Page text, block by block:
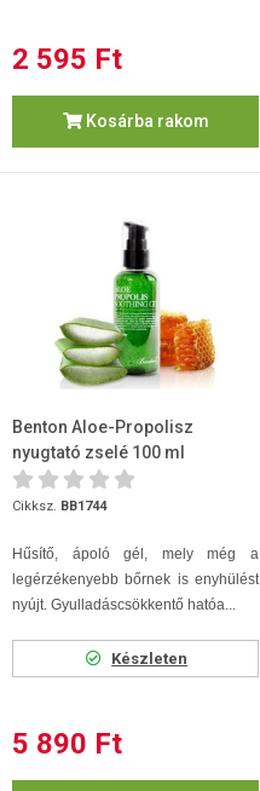
2 595 Ft
Kosárba rakom
Benton Aloe-Propolisz
nyugtató zselé 100 ml
Cikksz. BB1744
Hűsítő, ápoló gél, mely még a
legérzékenyebb bőrnek is enyhülést
nyújt. Gyulladáscsökkentő hatóa...
Készleten
5 890 Ft